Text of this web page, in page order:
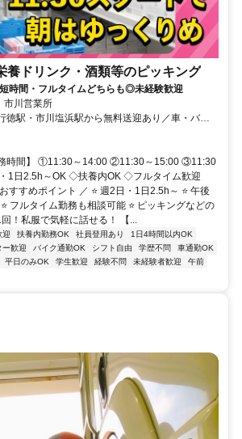
養ドリンク・酒類等のピッキング
時間・フルタイムどちらも◎未経験歓迎
川営業所
徳駅・市川塩浜駅から無料送迎あり／車・バイ
時間】 ①11:30～14:00 ②11:30～15:00 ③11:30
1日2.5h～OK ◇扶養内OK ◇フルタイム歓迎
すすめポイント ／ ⭐ 週2日・1日2.5h～ ⭐ 午後
フルタイム勤務も相談可能 ⭐ ピッキングなどの
！私服で気軽に話せる！ 【...
迎 扶養内勤務OK 社員登用あり
1日4時間以内OK
ー歓迎 バイク通勤OK シフト自由 学歴不問
車通勤OK
平日のみOK 学生歓迎 経験不問 未経験者歓迎
午前